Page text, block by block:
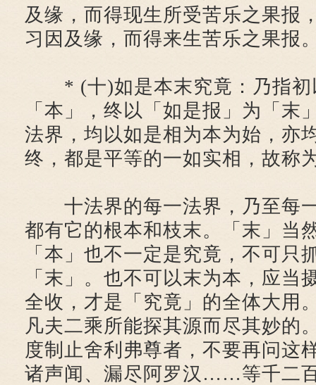
及缘，而得现生所受苦乐之果报
习因及缘，而得来生苦乐之果报
* (十)如是本末究竟：乃指初
「本」，终以「如是报」为「末
法界，均以如是相为本为始，亦
终，都是平等的一如实相，故称
十法界的每一法界，乃至每
都有它的根本和枝末。「末」当
「本」也不一定是究竟，不可只
「末」。也不可以末为本，应当
全收，才是「究竟」的全体大用
凡夫二乘所能探其源而尽其妙的
度制止舍利弗尊者，不要再问这
诸声闻、漏尽阿罗汉……等千二